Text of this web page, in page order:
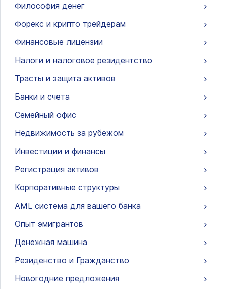
Философия денег
Форекс и крипто трейдерам
Финансовые лицензии
Налоги и налоговое резидентство
Трасты и защита активов
Банки и счета
Семейный офис
Недвижимость за рубежом
Инвестиции и финансы
Регистрация активов
Корпоративные структуры
AML система для вашего банка
Опыт эмигрантов
Денежная машина
Резиденство и Гражданство
Новогодние предложения